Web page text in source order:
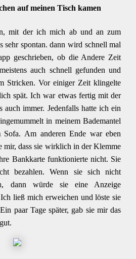
auf meinen Tisch kamen
mit der ich mich ab und an zum
sehr spontan. dann wird schnell mal
geschrieben, ob die Andere Zeit
auch schnell gefunden und
Stricken. Vor einiger Zeit klingelte
spät. Ich war etwas fertig mit der
auch immer. Jedenfalls hatte ich ein
in meinem Bademantel
Sofa. Am anderen Ende war eben
mir, dass sie wirklich in der Klemme
Bankkarte funktionierte nicht. Sie
bezahlen. Wenn sie sich nicht
dann würde sie eine Anzeige
ließ mich erweichen und löste sie
paar Tage später, gab sie mir das